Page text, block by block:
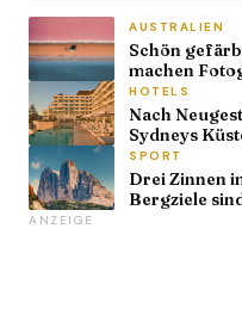
AUSTRALIEN
Schön
machen
HOTELS
Nach
Sydneys
SPORT
Drei Zinnen
Bergziele
ANZEIGE